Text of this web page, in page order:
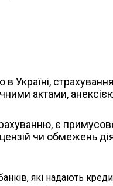
Україні,
актами,
є
чи обмежень
які надають